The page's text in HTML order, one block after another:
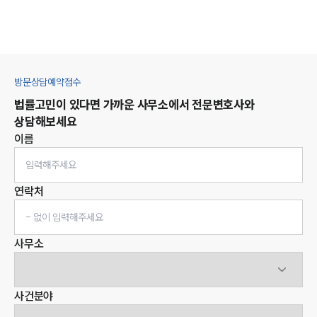
방문상담예약접수
법률고민이 있다면 가까운 사무소에서 전문변호사와
상담해보세요
이름
연락처
사무소
사건분야